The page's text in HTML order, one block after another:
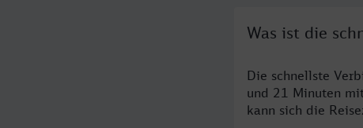
Was ist die
Die schnellste
und 21 Minuten
kann sich die